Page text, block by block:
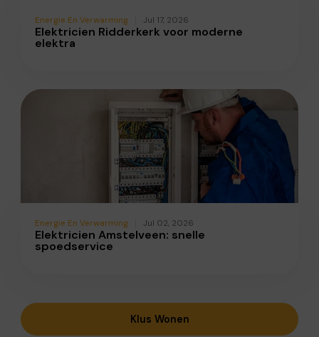
Energie En Verwarming Jul 17, 2026
Elektricien Ridderkerk voor moderne
elektra
Energie En Verwarming Jul 02, 2026
Elektricien Amstelveen: snelle
spoedservice
Klus Wonen